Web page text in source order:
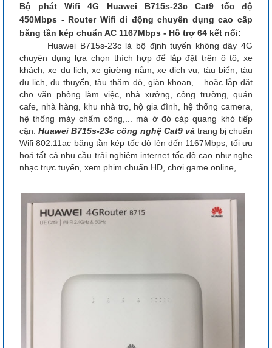
Bộ phát Wifi 4G Huawei B715s-23c Cat9 tốc độ
450Mbps - Router Wifi di động chuyên dụng cao cấp
băng tần kép chuẩn AC 1167Mbps - Hỗ trợ 64 kết nối:
Huawei B715s-23c là bộ định tuyến không dây 4G
chuyên dụng lựa chọn thích hợp để lắp đặt trên ô tô, xe
khách, xe du lịch, xe giường nằm, xe dịch vụ, tàu biển, tàu
du lịch, du thuyển, tàu thăm dò, giàn khoan,... hoặc lắp đặt
cho văn phòng làm việc, nhà xưởng, công trường, quán
cafe, nhà hàng, khu nhà trọ, hộ gia đình, hệ thống camera,
hệ thống máy chấm công,... mà ở đó cáp quang khó tiếp
cận. Huawei B715s-23c công nghệ Cat9 và trang bị chuẩn
Wifi 802.11ac băng tần kép tốc độ lên đến 1167Mbps, tối ưu
hoá tất cả nhu cầu trải nghiệm internet tốc độ cao như nghe
nhạc trực tuyến, xem phim chuẩn HD, chơi game online,...